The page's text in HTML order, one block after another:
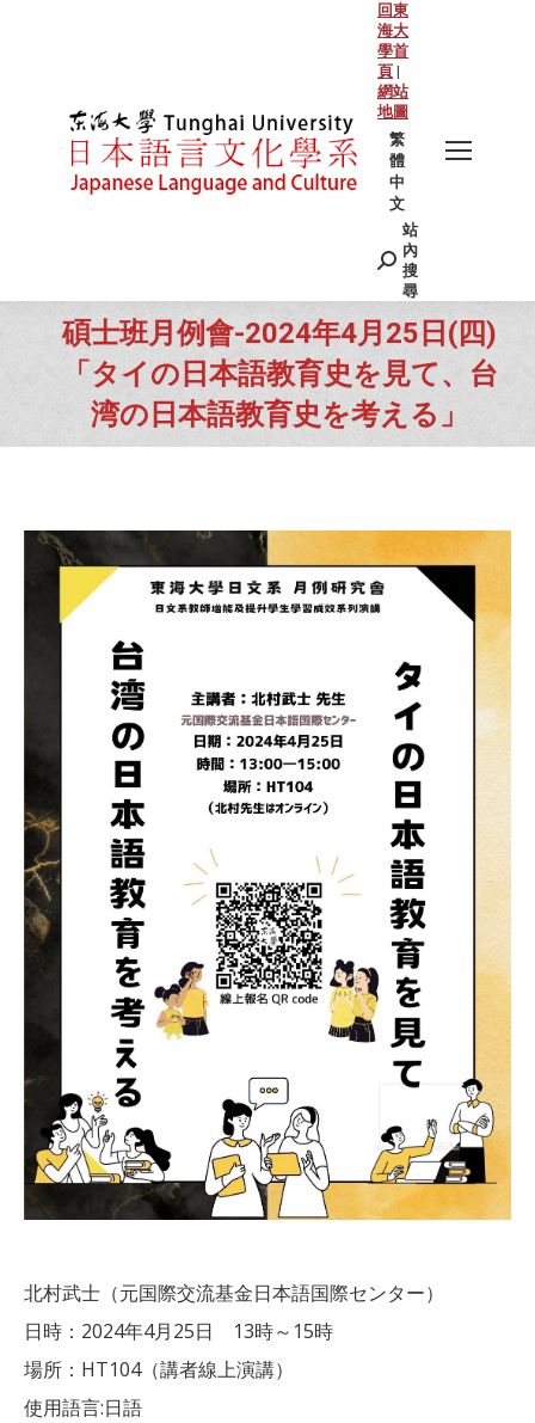
回東
海大
學首
頁 |
網站
地圖
繁
體
中
文
Search:
站
內
搜
尋
碩士班月例會-2024年4月25日(四)
「タイの日本語教育史を見て、台
湾の日本語教育史を考える」
You are here:
北村武士（元国際交流基金日本語国際センター）
日時：2024年4月25日 13時～15時
場所：HT104（講者線上演講）
使用語言:日語